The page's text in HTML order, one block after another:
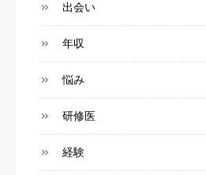
出会い
年収
悩み
研修医
経験